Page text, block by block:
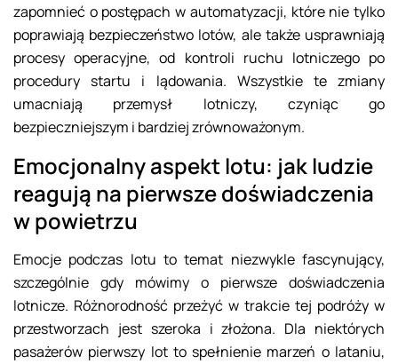
zapomnieć o postępach w automatyzacji, które nie tylko
poprawiają bezpieczeństwo lotów, ale także usprawniają
procesy operacyjne, od kontroli ruchu lotniczego po
procedury startu i lądowania. Wszystkie te zmiany
umacniają przemysł lotniczy, czyniąc go
bezpieczniejszym i bardziej zrównoważonym.
Emocjonalny aspekt lotu: jak ludzie
reagują na pierwsze doświadczenia
w powietrzu
Emocje podczas lotu to temat niezwykle fascynujący,
szczególnie gdy mówimy o pierwsze doświadczenia
lotnicze. Różnorodność przeżyć w trakcie tej podróży w
przestworzach jest szeroka i złożona. Dla niektórych
pasażerów pierwszy lot to spełnienie marzeń o lataniu,